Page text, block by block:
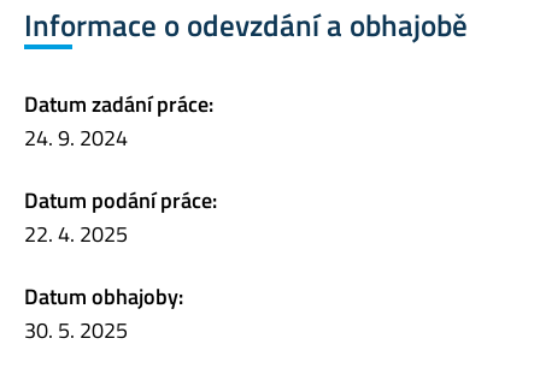
Informace o odevzdání a obhajobě
Datum zadání práce:
24. 9. 2024
Datum podání práce:
22. 4. 2025
Datum obhajoby:
30. 5. 2025